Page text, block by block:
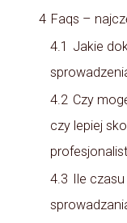
4 Faqs –
4.1 Jakie
4.2 Czy
czy lepiej
4.3 Ile